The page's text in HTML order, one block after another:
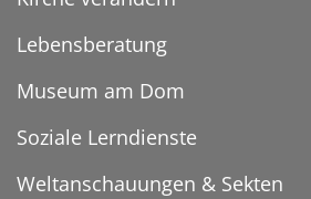
Lebensberatung
Museum am Dom
Soziale Lerndienste
Weltanschauungen & Sekten